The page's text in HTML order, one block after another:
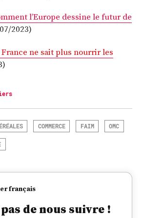
l’Europe dessine le futur de
2023)
France ne sait plus nourrir les
COMMERCE FAIM OMC
français
de nous suivre !